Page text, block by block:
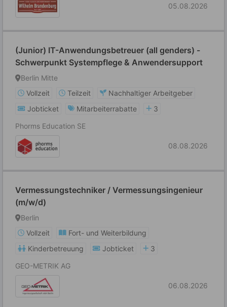
05.08.2026
(Junior) IT-Anwendungsbetreuer (all genders) -
Schwerpunkt Systempflege & Anwendersupport
Berlin Mitte
Vollzeit
Teilzeit
Nachhaltiger Arbeitgeber
Jobticket
Mitarbeiterrabatte
3
Phorms Education SE
08.08.2026
Vermessungstechniker / Vermessungsingenieur
(m/w/d)
Berlin
Vollzeit
Fort- und Weiterbildung
Kinderbetreuung
Jobticket
3
GEO-METRIK AG
06.08.2026